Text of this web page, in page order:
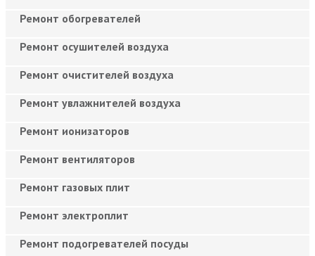
Ремонт обогревателей
Ремонт осушителей воздуха
Ремонт очистителей воздуха
Ремонт увлажнителей воздуха
Ремонт ионизаторов
Ремонт вентиляторов
Ремонт газовых плит
Ремонт электроплит
Ремонт подогревателей посуды